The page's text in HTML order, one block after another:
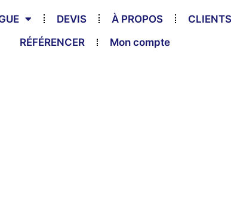
DEVIS À PROPOS
CLIENTS
RÉFÉRENCER
Mon compte